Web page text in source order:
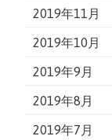
2019年11月
2019年10月
2019年9月
2019年8月
2019年7月